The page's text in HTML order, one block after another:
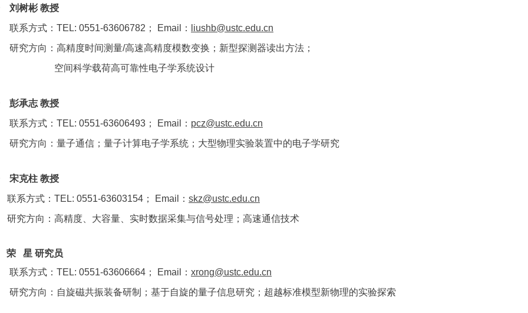
树彬 教授
联系方式：TEL: 0551-63606782； Email：
liushb@ustc.edu.cn
研究方向： 高精度时间测量/高速高精度模数变换；新型探测器读出方法；
空间科学载荷高可靠性电子学系统设计
承志 教授
联系方式：TEL: 0551-63606493； Email： pcz@ustc.edu.cn
研究方向：量子通信；量子计算电子学系统；大型物理实验装置中的电子学研究
克柱 教授
联系方式：TEL: 0551-63603154； Email： skz@ustc.edu.cn
研究方向：高精度、大容量、实时数据采集与信号处理；高速通信技术
荣 星 研究员
联系方式：TEL: 0551-63606664； Email： xrong@ustc.edu.cn
研究方向：自旋磁共振装备研制；基于自旋的量子信息研究；超越标准模型新物理的实验探索